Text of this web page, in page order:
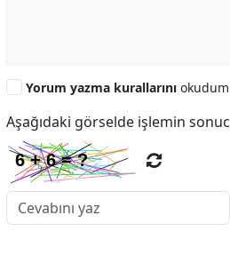
Yorum yazma kurallarını
Aşağıdaki görselde işlemin